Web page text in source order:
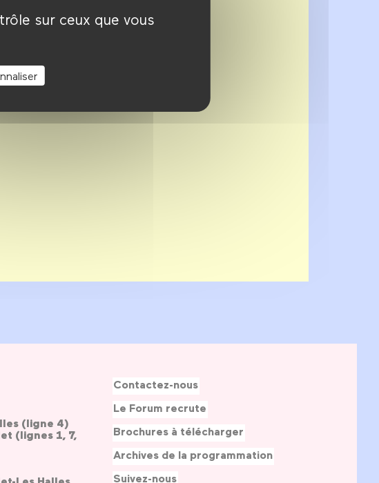
sur ceux que vous
(ligne 4)
(lignes 1, 7,
Contactez-nous
Le Forum recrute
Brochures à télécharger
Archives de la programmation
Suivez-nous